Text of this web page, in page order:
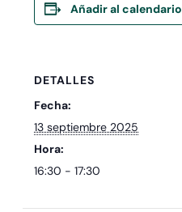
Añadir al calendario
DETALLES
Fecha:
13 septiembre 2025
Hora:
16:30 - 17:30